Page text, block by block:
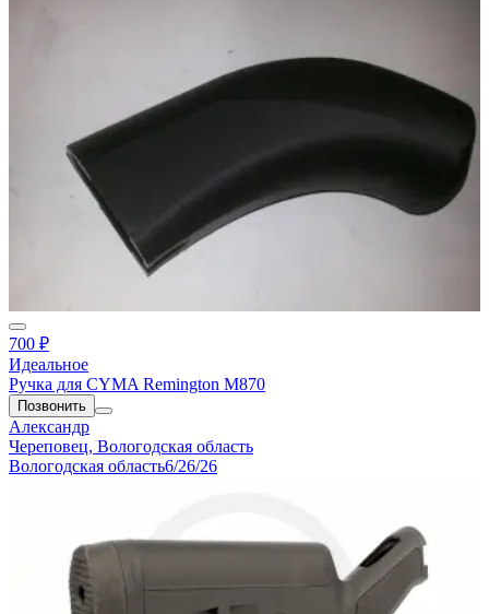
700 ₽
Идеальное
Ручка для CYMA Remington M870
Позвонить
Александр
Череповец, Вологодская область
Вологодская область6/26/26